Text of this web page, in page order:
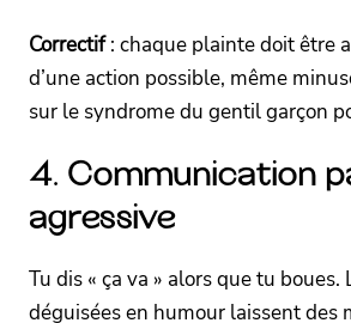
Correctif: chaque plainte doit être
d’une action possible, même
sur le syndrome du gentil garçon
4. Communication
agressive
Tu dis « ça va » alors que tu boues.
déguisées en humour laissent des